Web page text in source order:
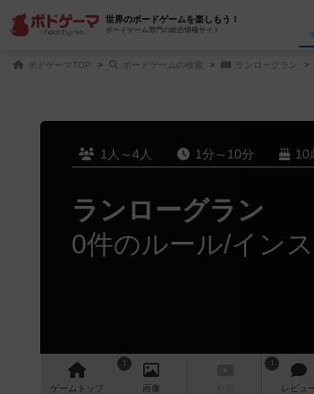
世界のボードゲームを楽しもう！
ボードゲーム専門の総合情報サイト
ボドゲーマTOP ボードゲームの検索 ランローグラン
1人～4人 1分～10分 10
ランローグラン
0件のルール/インス
ゲーム トップ
1
画像
1
レビュ